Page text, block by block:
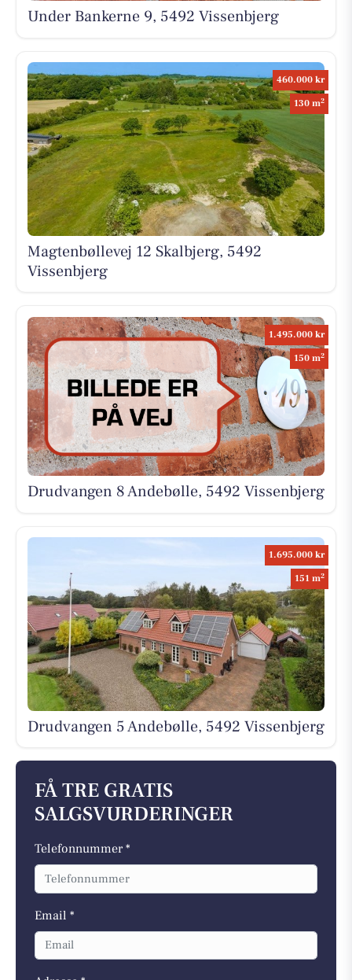
Under Bankerne 9, 5492 Vissenbjerg
460.000 kr
130 m2
Magtenbøllevej 12 Skalbjerg, 5492
Vissenbjerg
1.495.000 kr
150 m2
Drudvangen 8 Andebølle, 5492 Vissenbjerg
1.695.000 kr
151 m2
Drudvangen 5 Andebølle, 5492 Vissenbjerg
FÅ TRE GRATIS
SALGSVURDERINGER
Telefonnummer *
Email *